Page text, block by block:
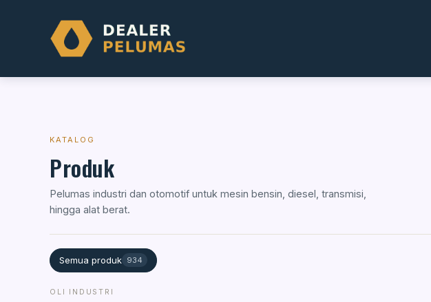
KATALOG
Produk
Pelumas industri dan otomotif untuk mesin bensin, diesel, transmisi,
hingga alat berat.
Semua produk 934
OLI INDUSTRI